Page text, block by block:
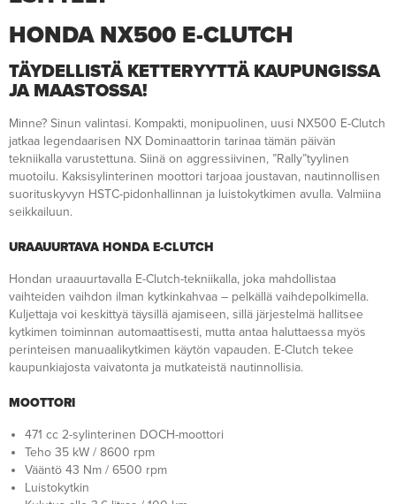
HONDA NX500 E-CLUTCH
TÄYDELLISTÄ KETTERYYTTÄ KAUPUNGISSA
JA MAASTOSSA!
Minne? Sinun valintasi. Kompakti, monipuolinen, uusi NX500 E-Clutch
jatkaa legendaarisen NX Dominaattorin tarinaa tämän päivän
tekniikalla varustettuna. Siinä on aggressiivinen, ”Rally”tyylinen
muotoilu. Kaksisylinterinen moottori tarjoaa joustavan, nautinnollisen
suorituskyvyn HSTC-pidonhallinnan ja luistokytkimen avulla. Valmiina
seikkailuun.
URAAUURTAVA HONDA E-CLUTCH
Hondan uraauurtavalla E-Clutch-tekniikalla, joka mahdollistaa
vaihteiden vaihdon ilman kytkinkahvaa – pelkällä vaihdepolkimella.
Kuljettaja voi keskittyä täysillä ajamiseen, sillä järjestelmä hallitsee
kytkimen toiminnan automaattisesti, mutta antaa haluttaessa myös
perinteisen manuaalikytkimen käytön vapauden. E-Clutch tekee
kaupunkiajosta vaivatonta ja mutkateistä nautinnollisia.
MOOTTORI
471 cc 2-sylinterinen DOCH-moottori
Teho 35 kW / 8600 rpm
Vääntö 43 Nm / 6500 rpm
Luistokytkin